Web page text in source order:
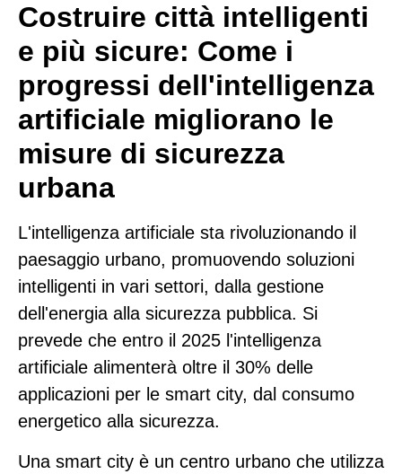
Costruire città intelligenti
e più sicure: Come i
progressi dell'intelligenza
artificiale migliorano le
misure di sicurezza
urbana
L'intelligenza artificiale sta rivoluzionando il
paesaggio urbano, promuovendo soluzioni
intelligenti in vari settori, dalla gestione
dell'energia alla sicurezza pubblica. Si
prevede che entro il 2025 l'intelligenza
artificiale alimenterà oltre il 30% delle
applicazioni per le smart city, dal consumo
energetico alla sicurezza.
Una smart city è un centro urbano che utilizza